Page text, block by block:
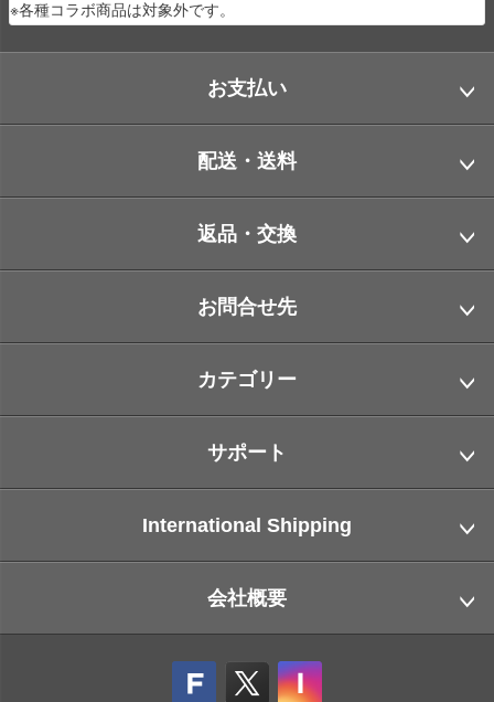
※各種コラボ商品は対象外です。
お支払い
配送・送料
返品・交換
お問合せ先
カテゴリー
サポート
International Shipping
会社概要